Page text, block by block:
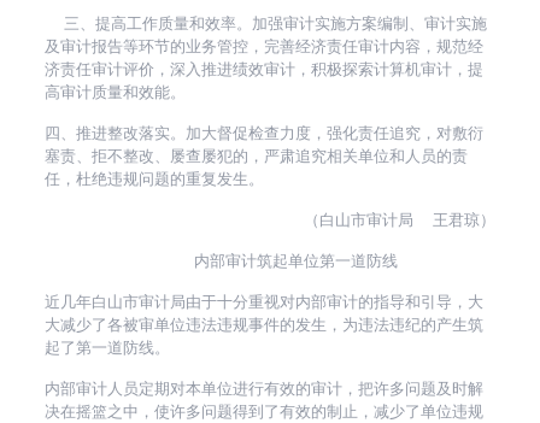
三、提高工作质量和效率。加强审计实施方案编制、审计实施
及审计报告等环节的业务管控，完善经济责任审计内容，规范经
济责任审计评价，深入推进绩效审计，积极探索计算机审计，提
高审计质量和效能。
四、推进整改落实。加大督促检查力度，强化责任追究，对敷衍
塞责、拒不整改、屡查屡犯的，严肃追究相关单位和人员的责
任，杜绝违规问题的重复发生。
（白山市审计局 王君琼）
内部审计筑起单位第一道防线
近几年白山市审计局由于十分重视对内部审计的指导和引导，大
大减少了各被审单位违法违规事件的发生，为违法违纪的产生筑
起了第一道防线。
内部审计人员定期对本单位进行有效的审计，把许多问题及时解
决在摇篮之中，使许多问题得到了有效的制止，减少了单位违规